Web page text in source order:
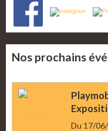
Nos prochains
Du 17/